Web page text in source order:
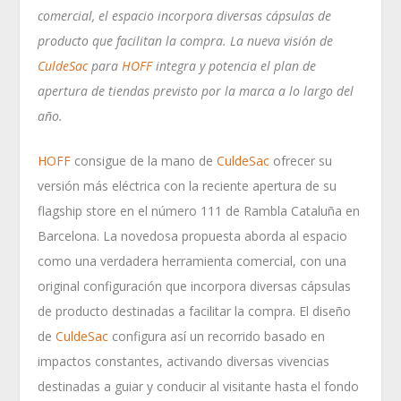
comercial, el espacio incorpora diversas cápsulas de
producto que facilitan la compra. La nueva visión de
CuldeSacpara HOFFintegra y potencia el plan de
apertura de tiendas previsto por la marca a lo largo del
año.
HOFF consigue de la mano deCuldeSac ofrecer su
versión más eléctrica con la reciente apertura de su
flagship store en el número 111 de Rambla Cataluña en
Barcelona. La novedosa propuesta aborda al espacio
como una verdadera herramienta comercial, con una
original configuración que incorpora diversas cápsulas
de producto destinadas a facilitar la compra. El diseño
deCuldeSac configura así un recorrido basado en
impactos constantes, activando diversas vivencias
destinadas a guiar y conducir al visitante hasta el fondo